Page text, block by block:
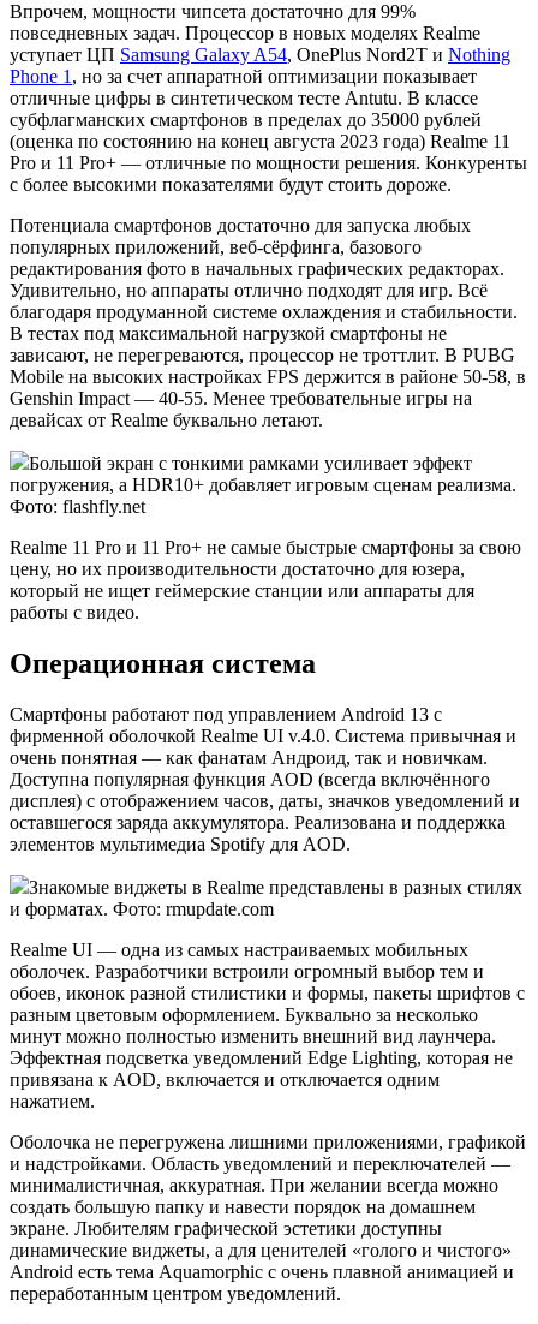
Впрочем, мощности чипсета достаточно для 99%
повседневных задач. Процессор в новых моделях Realme
уступает ЦП Samsung Galaxy A54, OnePlus Nord2T и Nothing
Phone 1 , но за счет аппаратной оптимизации показывает
отличные цифры в синтетическом тесте Antutu. В классе
субфлагманских смартфонов в пределах до 35000 рублей
(оценка по состоянию на конец августа 2023 года) Realme 11
Pro и 11 Pro+ — отличные по мощности решения. Конкуренты
с более высокими показателями будут стоить дороже.
Потенциала смартфонов достаточно для запуска любых
популярных приложений, веб-сёрфинга, базового
редактирования фото в начальных графических редакторах.
Удивительно, но аппараты отлично подходят для игр. Всё
благодаря продуманной системе охлаждения и стабильности.
В тестах под максимальной нагрузкой смартфоны не
зависают, не перегреваются, процессор не троттлит. В PUBG
Mobile на высоких настройках FPS держится в районе 50-58, в
Genshin Impact — 40-55. Менее требовательные игры на
девайсах от Realme буквально летают.
Большой экран с тонкими рамками усиливает эффект
погружения, а HDR10+ добавляет игровым сценам реализма.
Фото: flashfly.net
Realme 11 Pro и 11 Pro+ не самые быстрые смартфоны за свою
цену, но их производительности достаточно для юзера,
который не ищет геймерские станции или аппараты для
работы с видео.
Операционная система
Смартфоны работают под управлением Android 13 с
фирменной оболочкой Realme UI v.4.0. Система привычная и
очень понятная — как фанатам Андроид, так и новичкам.
Доступна популярная функция AOD (всегда включённого
дисплея) с отображением часов, даты, значков уведомлений и
оставшегося заряда аккумулятора. Реализована и поддержка
элементов мультимедиа Spotify для AOD.
Знакомые виджеты в Realme представлены в разных стилях
и форматах. Фото: rmupdate.com
Realme UI — одна из самых настраиваемых мобильных
оболочек. Разработчики встроили огромный выбор тем и
обоев, иконок разной стилистики и формы, пакеты шрифтов с
разным цветовым оформлением. Буквально за несколько
минут можно полностью изменить внешний вид лаунчера.
Эффектная подсветка уведомлений Edge Lighting, которая не
привязана к AOD, включается и отключается одним
нажатием.
Оболочка не перегружена лишними приложениями, графикой
и надстройками. Область уведомлений и переключателей —
минималистичная, аккуратная. При желании всегда можно
создать большую папку и навести порядок на домашнем
экране. Любителям графической эстетики доступны
динамические виджеты, а для ценителей «голого и чистого»
Android есть тема Aquamorphic с очень плавной анимацией и
переработанным центром уведомлений.